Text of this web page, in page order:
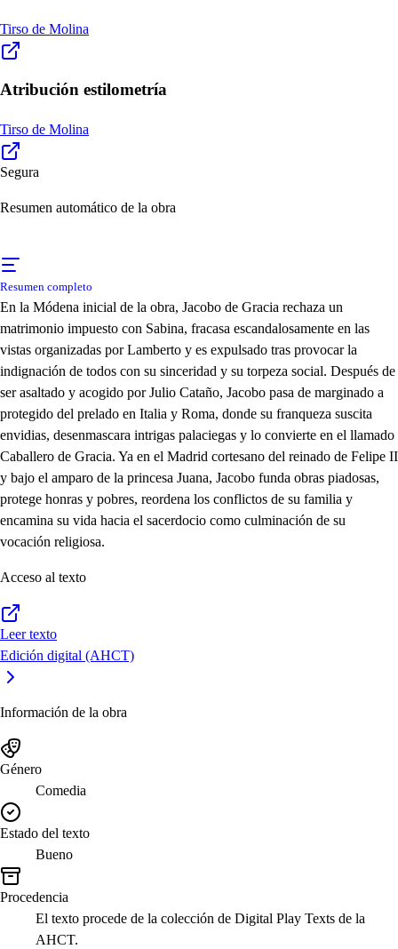
Tirso de Molina
Atribución estilometría
Tirso de Molina
Segura
Resumen automático de la obra
Resumen completo
En la Módena inicial de la obra, Jacobo de Gracia rechaza un
matrimonio impuesto con Sabina, fracasa escandalosamente en las
vistas organizadas por Lamberto y es expulsado tras provocar la
indignación de todos con su sinceridad y su torpeza social. Después de
ser asaltado y acogido por Julio Cataño, Jacobo pasa de marginado a
protegido del prelado en Italia y Roma, donde su franqueza suscita
envidias, desenmascara intrigas palaciegas y lo convierte en el llamado
Caballero de Gracia. Ya en el Madrid cortesano del reinado de Felipe II
y bajo el amparo de la princesa Juana, Jacobo funda obras piadosas,
protege honras y pobres, reordena los conflictos de su familia y
encamina su vida hacia el sacerdocio como culminación de su
vocación religiosa.
Acceso al texto
Leer texto
Edición digital (AHCT)
Información de la obra
Género
Comedia
Estado del texto
Bueno
Procedencia
El texto procede de la colección de Digital Play Texts de la
AHCT.